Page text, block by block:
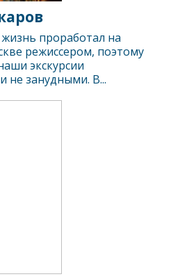
проработал на
режиссером, поэтому
экскурсии
не занудными. В...